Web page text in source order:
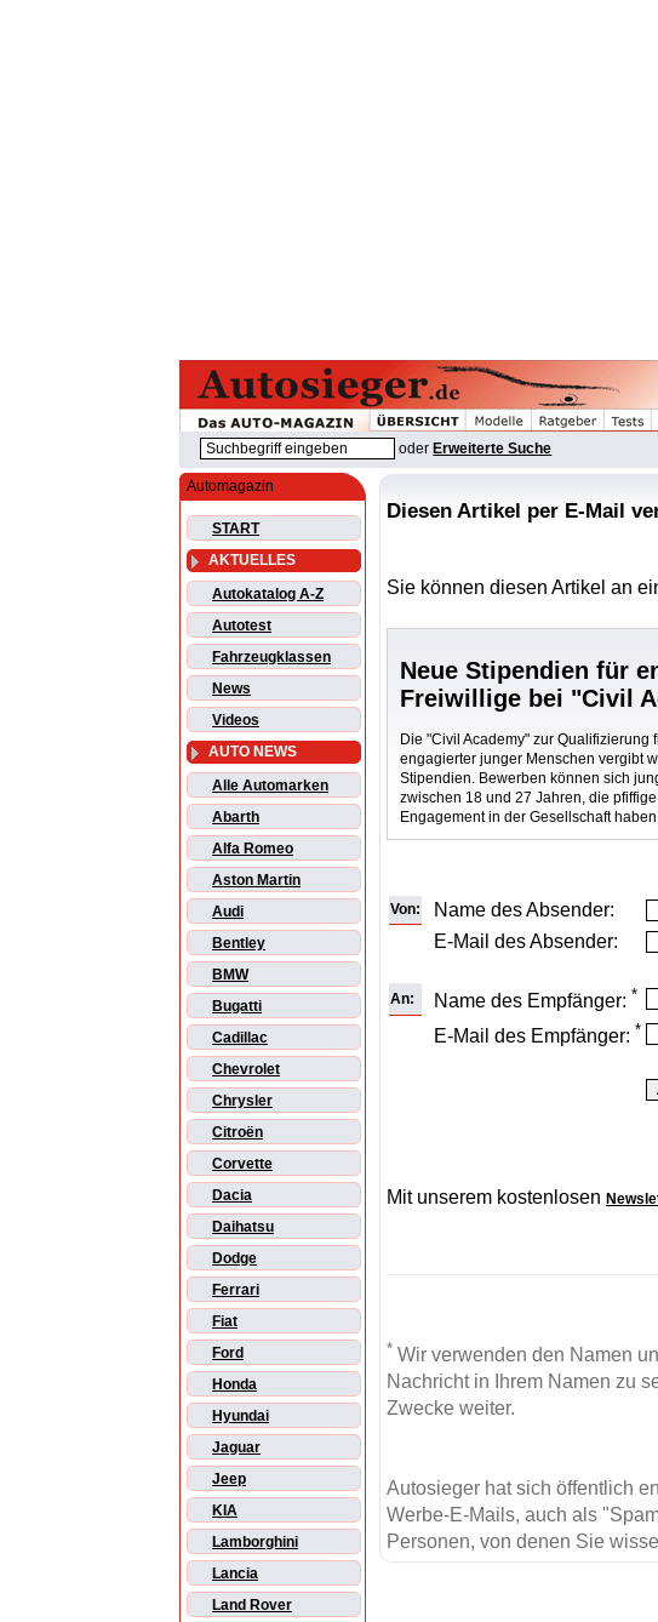
oder Erweiterte Suche
Automagazin
START
AKTUELLES
Autokatalog A-Z
Autotest
Fahrzeugklassen
News
Videos
AUTO NEWS
Alle Automarken
Abarth
Alfa Romeo
Aston Martin
Audi
Bentley
BMW
Bugatti
Cadillac
Chevrolet
Chrysler
Citroën
Corvette
Dacia
Daihatsu
Dodge
Ferrari
Fiat
Ford
Honda
Hyundai
Jaguar
Jeep
KIA
Lamborghini
Lancia
Land Rover
Diesen Artikel per E-Mail
Sie können diesen Artikel an
Neue Stipendien für
Freiwillige bei "Civil
Die "Civil Academy" zur Qualifizierung
engagierter junger Menschen vergibt
Stipendien. Bewerben können sich
zwischen 18 und 27 Jahren, die
Engagement in der Gesellschaft haben.
Von:
Name des Absender:
E-Mail des Absender:
An: Name des Empfänger: *
E-Mail des Empfänger: *
Mit unserem kostenlosen
* Wir verwenden den Namen
Nachricht in Ihrem Namen zu
Zwecke weiter.
Autosieger hat sich öffentlich
Werbe-E-Mails, auch als
Personen, von denen Sie